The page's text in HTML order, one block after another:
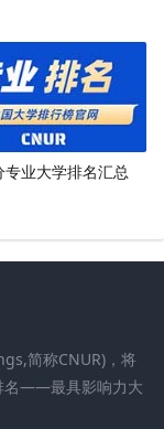
业大学排名汇总
简称CNUR)，将
名——最具影响力大